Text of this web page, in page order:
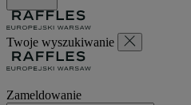
Twoje wyszukiwanie
Zameldowanie